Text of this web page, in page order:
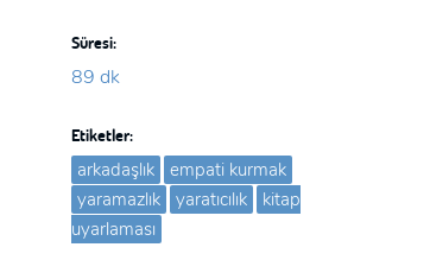
Süresi:
89 dk
Etiketler:
arkadaşlık
empati kurmak
yaramazlık
yaratıcılık
kitap
uyarlaması